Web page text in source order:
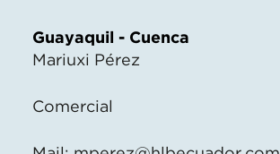
Guayaquil - Cuenca
Mariuxi Pérez
Comercial